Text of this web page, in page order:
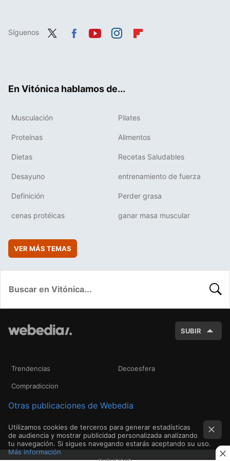
Síguenos
En Vitónica hablamos de...
Musculación Pilates
Proteínas Alimentos
Dietas Recetas Saludables
Desayuno entrenamiento de fuerza
Definición Perder grasa
cenas protéicas ganar masa muscular
VER MÁS TEMAS
SUBIR
Trendencias Decoesfera
Compradiccion
Otras publicaciones de Webedia
Utilizamos cookies de terceros para generar estadísticas
de audiencia y mostrar publicidad personalizada analizando
tu navegación. Si sigues navegando estarás aceptando su uso.
Más información